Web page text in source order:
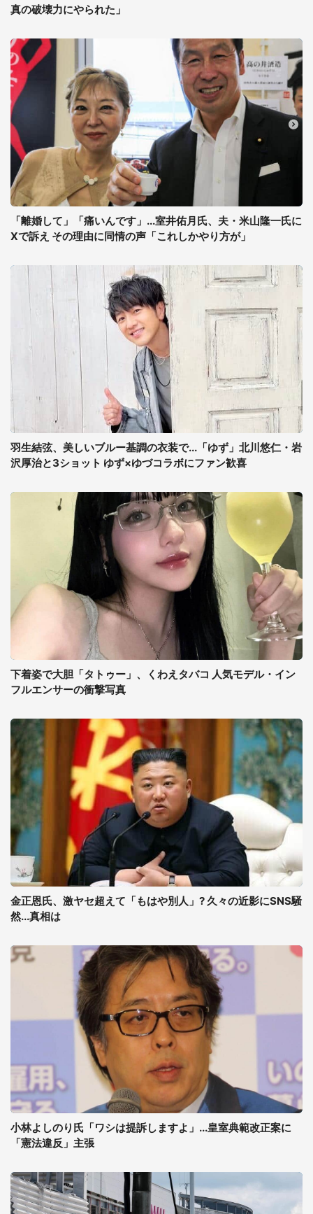
真の破壊力にやられた」
「離婚して」「痛いんです」...室井佑月氏、夫・米山隆一氏に
Xで訴え その理由に同情の声「これしかやり方が」
羽生結弦、美しいブルー基調の衣装で...「ゆず」北川悠仁・岩
沢厚治と3ショット ゆず×ゆづコラボにファン歓喜
下着姿で大胆「タトゥー」、くわえタバコ 人気モデル・イン
フルエンサーの衝撃写真
金正恩氏、激ヤセ超えて「もはや別人」? 久々の近影にSNS騒
然...真相は
小林よしのり氏「ワシは提訴しますよ」...皇室典範改正案に
「憲法違反」主張